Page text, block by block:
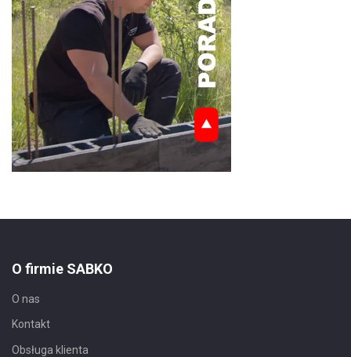
O firmie SABKO
O nas
Kontakt
Obsługa klienta